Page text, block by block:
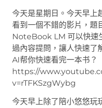
今天是星期日。今天早
看到一個不錯的影片，
NoteBook LM 可以快速
過內容提問，讓人快速了
AI帮你快速看完一本书？
https://
v=rTFKSzgWybg
今天早上除了陪小悠悠玩